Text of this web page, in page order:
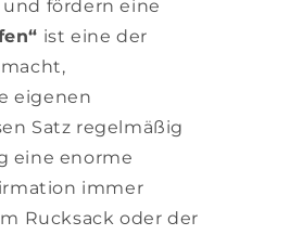
fördern eine
ist eine der
eigenen
Satz regelmäßig
eine enorme
immer
Rucksack oder der